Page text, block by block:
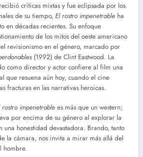
críticas mixtas y fue eclipsada por los
de su tiempo, El rostro impenetrable ha
en décadas recientes. Su enfoque
de los mitos del oeste americano
revisionismo en el género, marcado por
(1992) de Clint Eastwood. La
como director y actor confiere al film una
que resuena aún hoy, cuando el cine
fracturas en las narrativas heroicas.
rostro impenetrable es más que un western;
por encima de su género al explorar la
una honestidad devastadora. Brando, tanto
la cámara, nos invita a mirar más allá del
hombre.